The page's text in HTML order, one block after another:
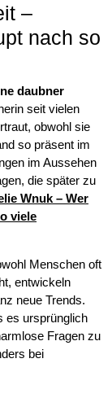
–
nach so
daubner
seit vielen
obwohl sie
so präsent im
im Aussehen
die später zu
Wnuk – Wer
viele
Menschen oft
entwickeln
neue Trends.
es ursprünglich
Fragen zu
bei